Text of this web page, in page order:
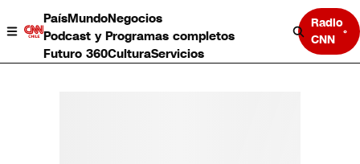
PaísMundoNegocios
Podcast y Programas completos
Futuro 360CulturaServicios
Radio
CNN